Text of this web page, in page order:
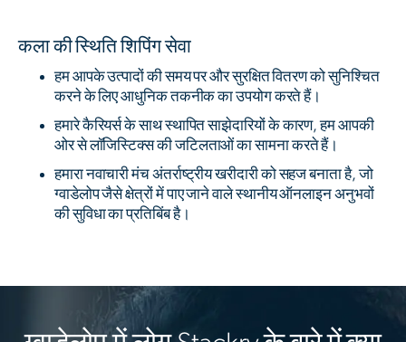
कला की स्थिति शिपिंग सेवा
हम आपके उत्पादों की समय पर और सुरक्षित वितरण को सुनिश्चित
करने के लिए आधुनिक तकनीक का उपयोग करते हैं।
हमारे कैरियर्स के साथ स्थापित साझेदारियों के कारण, हम आपकी
ओर से लॉजिस्टिक्स की जटिलताओं का सामना करते हैं।
हमारा नवाचारी मंच अंतर्राष्ट्रीय खरीदारी को सहज बनाता है, जो
ग्वाडेलोप जैसे क्षेत्रों में पाए जाने वाले स्थानीय ऑनलाइन अनुभवों
की सुविधा का प्रतिबिंब है।